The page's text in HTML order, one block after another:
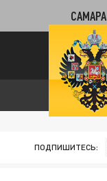
САМАРА
ПОДПИШИТЕСЬ: